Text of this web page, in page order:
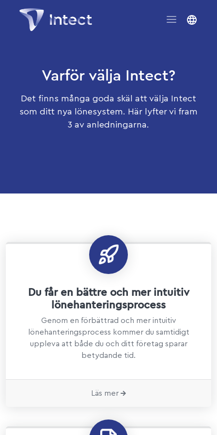
Varför välja Intect?
Det finns många goda skäl att välja Intect
som ditt nya lönesystem. Här lyfter vi fram
3 av anledningarna.
Du får en bättre och mer intuitiv
lönehanteringsprocess
Genom en förbättrad och mer intuitiv
lönehanteringsprocess kommer du samtidigt
uppleva att både du och ditt företag sparar
betydande tid.
Läs mer